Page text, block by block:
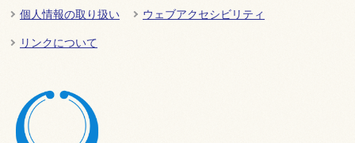
個人情報の取り扱い ウェブアクセシビリティ
リンクについて